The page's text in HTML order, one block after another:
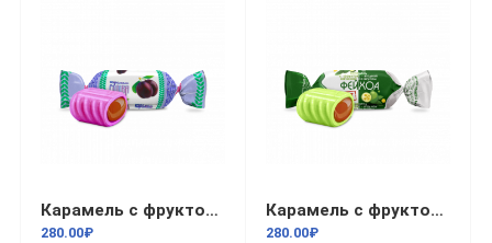
Карамель с фруктово-ягодной начинкой Слива 1кг
280.00₽
Карамель с фруктово-ягодной начинкой со вкусом фейхоа 1кг
280.00₽